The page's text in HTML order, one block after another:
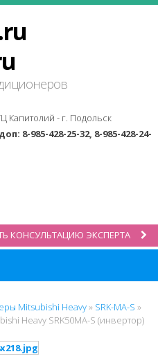
Капитолий - г. Подольск
8-985-428-25-32, 8-985-428-24-
КОНСУЛЬТАЦИЮ ЭКСПЕРТА
Mitsubishi Heavy» SRK-MA-S »
Heavy SRK50MA-S (инвертор)